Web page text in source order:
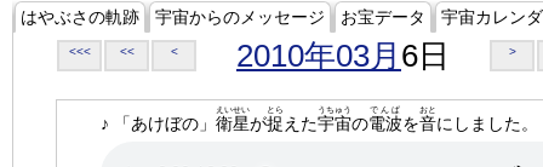
はやぶさの軌跡 宇宙からのメッセージ お宝データ 宇宙カレン
<<< << < 2010年03月 6日 >
♪ 「あけぼの」 衛星
えいせい
が捉
とら
えた宇宙
うちゅう
の電波
でんぱ
を音
おと
にしました。